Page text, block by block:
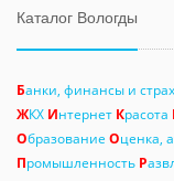
Каталог Вологды
Банки, финансы и
ЖКХ Интернет Красота
Образование Оценка,
Промышленность Р